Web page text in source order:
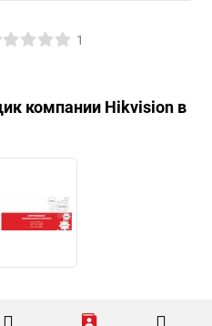
1
компании Hikvision в